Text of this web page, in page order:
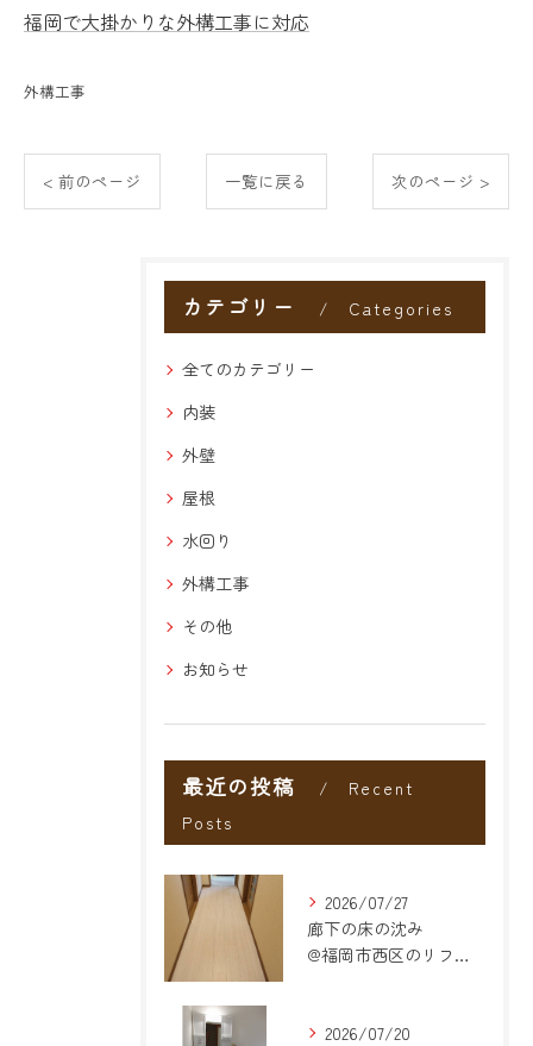
福岡で大掛かりな外構工事に対応
外構工事
< 前のページ 一覧に戻る 次のページ >
カテゴリー Categories
全てのカテゴリー
内装
外壁
屋根
水回り
外構工事
その他
お知らせ
最近の投稿
Recent
Posts
2026/07/27
廊下の床の沈み
@福岡市西区のリフォーム
2026/07/20